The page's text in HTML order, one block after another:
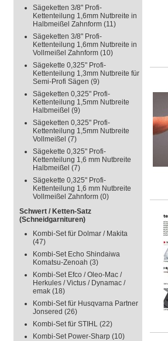
Sägeketten 3/8" Profi-
Kettenteilung 1,6mm Nutbreite in
Halbmeißel Zahnform (11)
Sägeketten 3/8" Profi-
Kettenteilung 1,6mm Nutbreite in
Vollmeißel Zahnform (10)
Sägekette 0,325" Profi-
Kettenteilung 1,3mm Nutbreite für
Semi-Profi Sägen (9)
Sägeketten 0,325" Profi-
Kettenteilung 1,5mm Nutbreite
Halbmeißel (9)
Sägeketten 0,325" Profi-
Kettenteilung 1,5mm Nutbreite
Vollmeißel (7)
Sägekette 0,325" Profi-
Kettenteilung 1,6 mm Nutbreite
Halbmeißel (7)
Sägekette 0,325" Profi-
Kettenteilung 1,6 mm Nutbreite
Vollmeißel Zahnform (0)
Schwert / Ketten-Satz
(Schneidgarnituren)
Kombi-Set für Dolmar / Makita
(47)
Kombi-Set Echo Shindaiwa
Komatsu-Zenoah (3)
Kombi-Set Efco / Oleo-Mac /
Herkules / Victus / Dynamac /
emak (18)
Kombi-Set für Husqvarna Partner
Jonsered (26)
Kombi-Set für STIHL (22)
Kombi-Set Power-Sharp (10)